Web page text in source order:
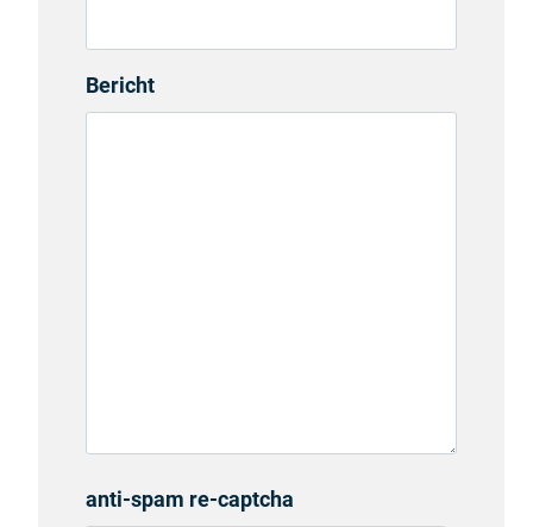
Bericht
anti-spam re-captcha